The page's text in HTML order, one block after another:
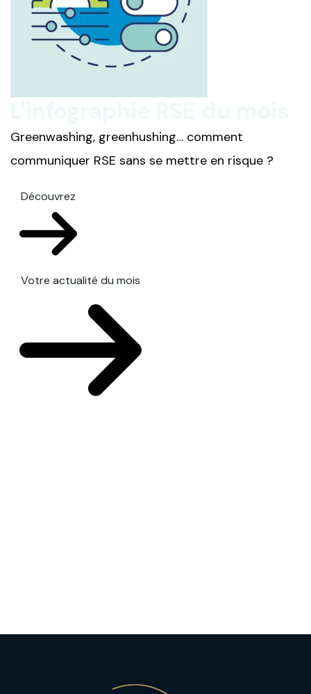
Greenwashing, greenhushing… comment
communiquer RSE sans se mettre en risque ?
Découvrez
Votre actualité du mois